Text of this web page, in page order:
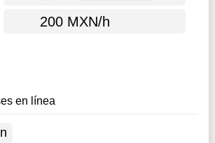
200 MXN/h
en línea